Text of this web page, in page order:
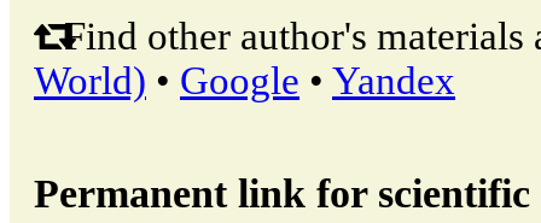
Find other author's materials
World) • Google • Yandex
Permanent link for